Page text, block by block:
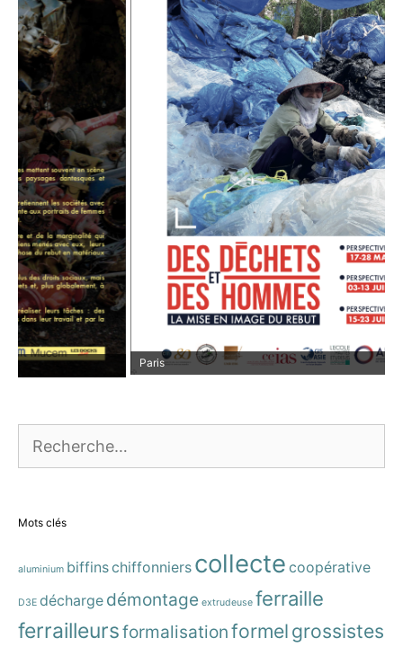
Paris
Mots clés
aluminium biffinschiffonniers collecte coopérative
D3E décharge démontage extrudeuse ferraille
ferrailleursformalisationformelgrossistes